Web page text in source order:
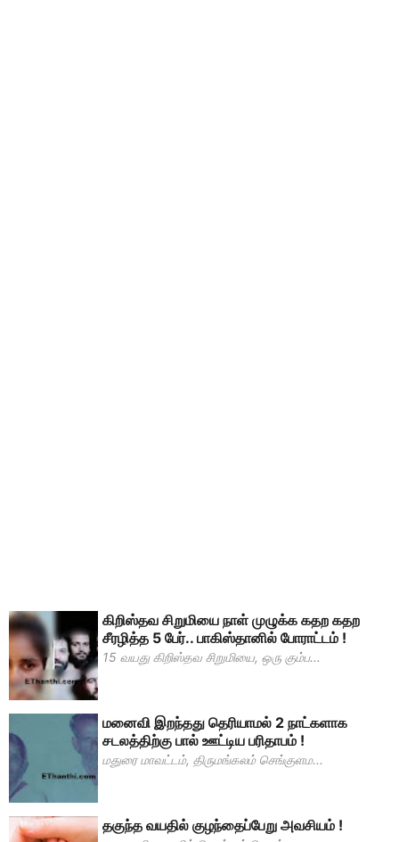
கிறிஸ்தவ சிறுமியை நாள் முழுக்க கதற கதற
சீரழித்த 5 பேர்.. பாகிஸ்தானில் போராட்டம் !
15 வயது கிறிஸ்தவ சிறுமியை, ஒரு கும்ப...
மனைவி இறந்தது தெரியாமல் 2 நாட்களாக
சடலத்திற்கு பால் ஊட்டிய பரிதாபம் !
மதுரை மாவட்டம், திருமங்கலம் செங்குளம...
தகுந்த வயதில் குழந்தைப்பேறு அவசியம் !